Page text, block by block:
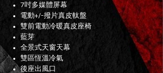
7吋多媒體屏幕
電動+/-撥片真皮軚盤
雙前電動冷暖真皮座椅
藍芽
全景式天窗天幕
雙區恆溫冷氣
後座出風口